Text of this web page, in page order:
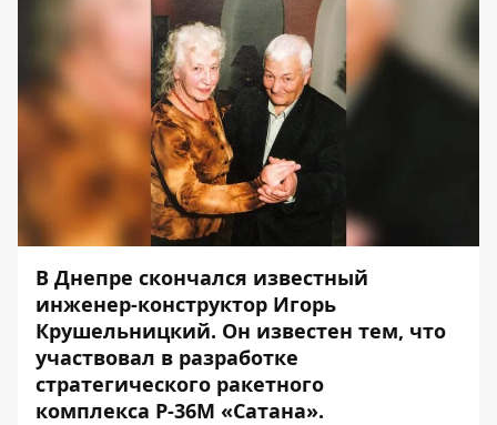
В Днепре скончался известный
инженер-конструктор Игорь
Крушельницкий. Он известен тем, что
участвовал в разработке
стратегического ракетного
комплекса Р-36М «Сатана».